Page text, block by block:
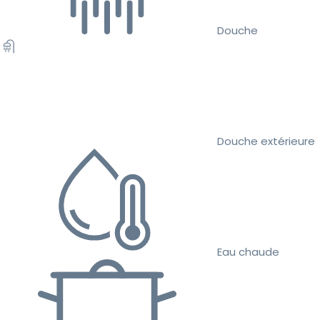
Douche
Douche extérieure
Eau chaude